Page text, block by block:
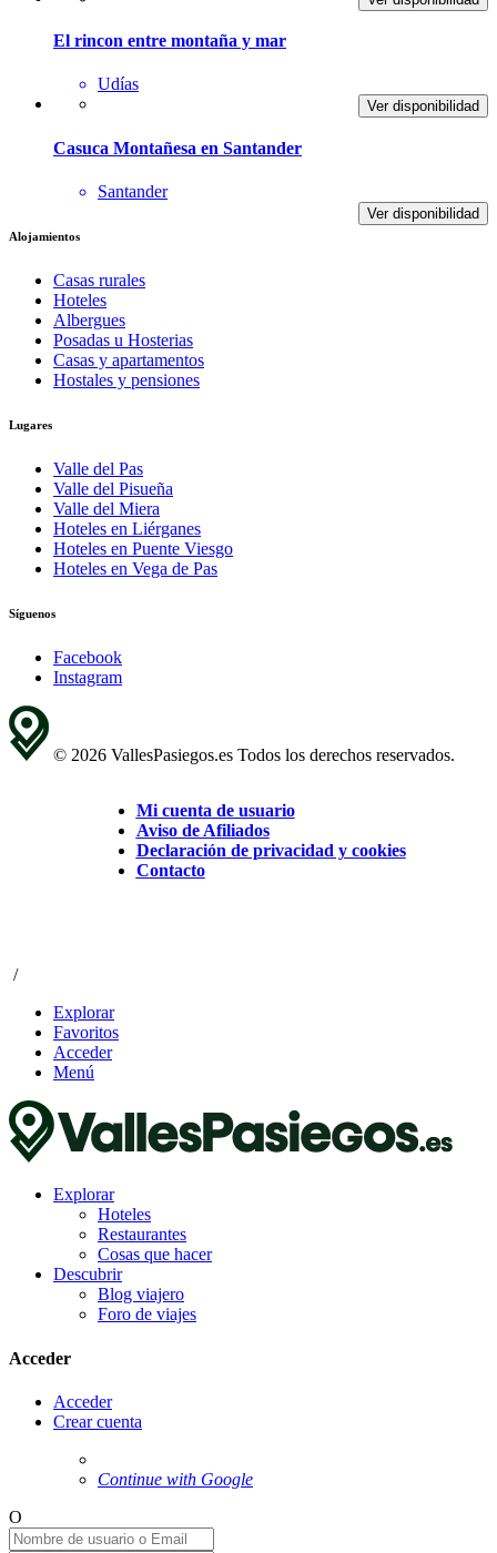
El rincon entre montaña y mar
Udías
Ver disponibilidad
Casuca Montañesa en Santander
Santander
Ver disponibilidad
Alojamientos
Casas rurales
Hoteles
Albergues
Posadas u Hosterias
Casas y apartamentos
Hostales y pensiones
Lugares
Valle del Pas
Valle del Pisueña
Valle del Miera
Hoteles en Liérganes
Hoteles en Puente Viesgo
Hoteles en Vega de Pas
Síguenos
Facebook
Instagram
© 2026 VallesPasiegos.es Todos los derechos reservados.
Mi cuenta de usuario
Aviso de Afiliados
Declaración de privacidad y cookies
Contacto
/
Explorar
Favoritos
Acceder
Menú
Explorar
Hoteles
Restaurantes
Cosas que hacer
Descubrir
Blog viajero
Foro de viajes
Acceder
Acceder
Crear cuenta
Continue with Google
O